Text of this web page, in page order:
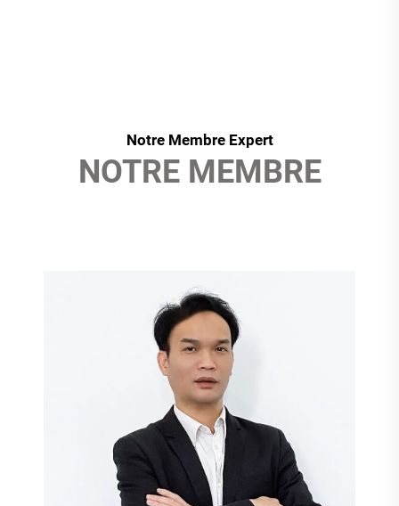
Notre Membre Expert
NOTRE MEMBRE